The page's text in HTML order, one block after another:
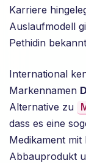
Karriere
Auslaufmodell
Pethidin
International
Markennamen
Alternative zu
dass es eine
Medikament
Abbauprodukt